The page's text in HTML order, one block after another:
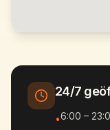
24/7
•6:00 –